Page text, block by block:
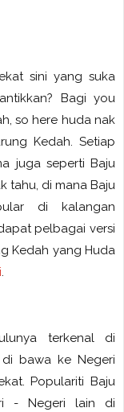
sini yang suka
Bagi you
so here huda nak
Kedah. Setiap
juga seperti Baju
tahu, di mana Baju
di kalangan
pelbagai versi
Kedah yang Huda
.
terkenal di
bawa ke Negeri
Populariti Baju
- Negeri lain di